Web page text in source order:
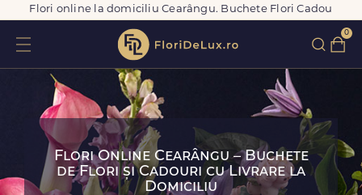
Flori online la domiciliu Cearângu. Buchete Flori Cadou
0
Flori Online Cearângu – Buchete
de Flori și Cadouri cu Livrare la
Domiciliu